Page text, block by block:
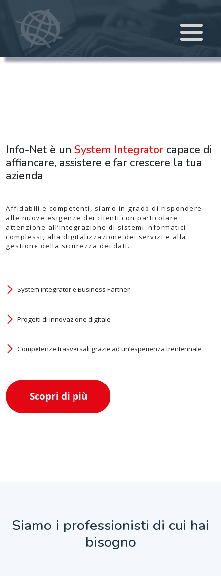
Info-Net è un System Integrator capace di
affiancare, assistere e far crescere la tua
azienda
Affidabili e competenti, siamo in grado di rispondere
alle nuove esigenze dei clienti con particolare
attenzione all’integrazione di sistemi informatici
complessi, alla digitalizzazione dei servizi e alla
gestione della sicurezza dei dati.
System Integrator e Business Partner
Progetti di innovazione digitale
Competenze trasversali grazie ad un’esperienza trentennale
Scopri di più
Siamo i professionisti di cui hai
bisogno